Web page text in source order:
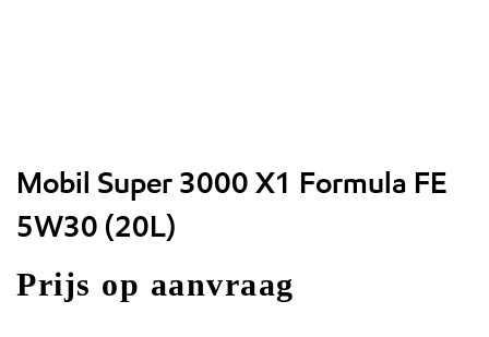
Mobil Super 3000 X1 Formula FE
5W30 (20L)
Prijs op aanvraag